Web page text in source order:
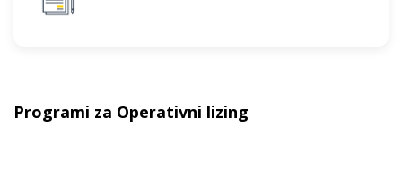
Programi za Operativni lizing